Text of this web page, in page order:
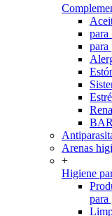
para
para
Arenas
+
Higiene
para